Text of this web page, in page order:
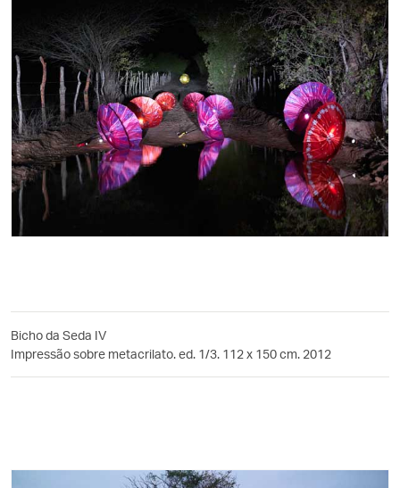
Bicho da Seda IV
Impressão sobre metacrilato. ed. 1/3. 112 x 150 cm. 2012